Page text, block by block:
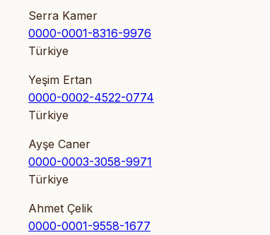
Serra Kamer
0000-0001-8316-9976
Türkiye
Yeşim Ertan
0000-0002-4522-0774
Türkiye
Ayşe Caner
0000-0003-3058-9971
Türkiye
Ahmet Çelik
0000-0001-9558-1677